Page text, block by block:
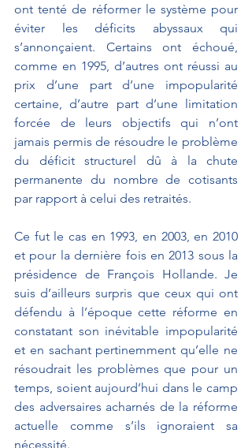
ont tenté de réformer le système pour
éviter les déficits abyssaux qui
s’annonçaient. Certains ont échoué,
comme en 1995, d’autres ont réussi au
prix d’une part d’une impopularité
certaine, d’autre part d’une limitation
forcée de leurs objectifs qui n’ont
jamais permis de résoudre le problème
du déficit structurel dû à la chute
permanente du nombre de cotisants
par rapport à celui des retraités.
Ce fut le cas en 1993, en 2003, en 2010
et pour la dernière fois en 2013 sous la
présidence de François Hollande. Je
suis d’ailleurs surpris que ceux qui ont
défendu à l’époque cette réforme en
constatant son inévitable impopularité
et en sachant pertinemment qu’elle ne
résoudrait les problèmes que pour un
temps, soient aujourd’hui dans le camp
des adversaires acharnés de la réforme
actuelle comme s’ils ignoraient sa
nécessité.